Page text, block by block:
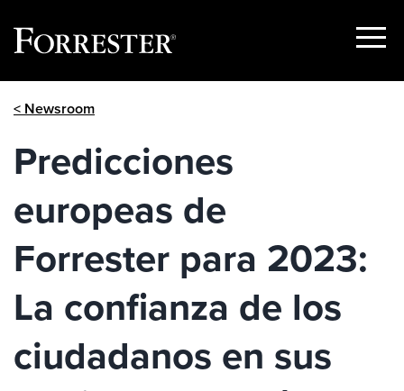
Show
< Newsroom
Predicciones
europeas de
Forrester para 2023:
La confianza de los
ciudadanos en sus